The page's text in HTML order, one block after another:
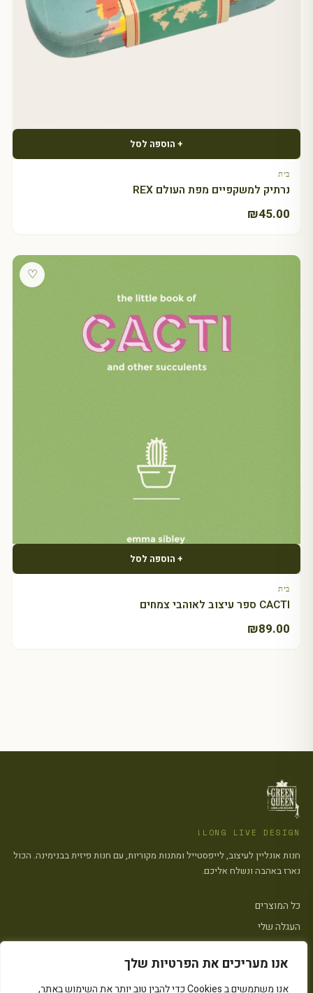
אנו מעריכים את הפרטיות שלך
אנו משתמשים ב Cookies כדי להבין טוב יותר את השימוש באתר,
+ הוספה לסל
בית
נרתיק למשקפיים מפת העולם REX
₪45.00
♡
+ הוספה לסל
בית
CACTI ספר עיצוב לאוהבי צמחים
₪89.00
LONG LIVE DESIGN!
חנות אונליין לעיצוב, לייפסטייל ומתנות מקוריות, עם חנות פיזית בבנימינה. הכול
נארז באהבה ונשלח אליכם.
כל המוצרים
העגלה שלי